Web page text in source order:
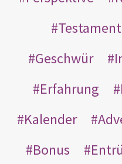
Testament
Geschwür
Erfahrung
Kalender
Bonus